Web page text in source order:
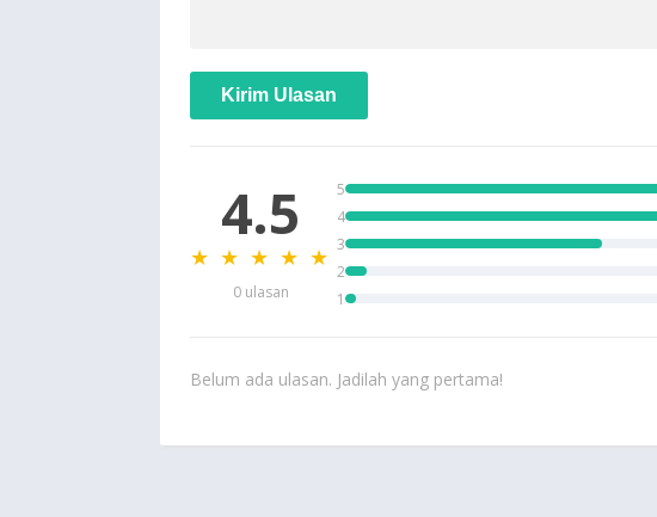
Kirim Ulasan
4.5
★ ★ ★ ★ ★
0 ulasan
5
4
3
2
1
Belum ada ulasan. Jadilah yang pertama!